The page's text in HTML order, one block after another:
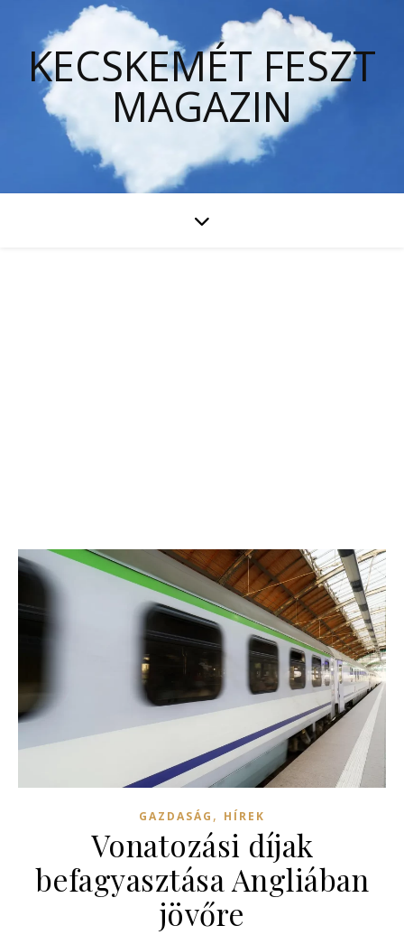
KECSKEMÉT FESZT
MAGAZIN
GAZDASÁG , HÍREK
Vonatozási díjak
befagyasztása Angliában
jövőre